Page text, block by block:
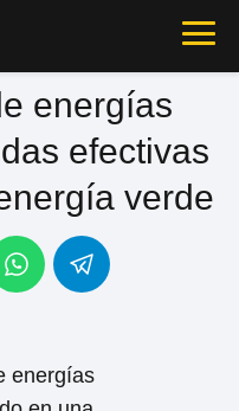
energías
efectivas
verde
energías